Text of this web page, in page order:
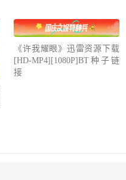
《许我耀眼》迅雷资源下载
[HD-MP4][1080P]BT种子链
接